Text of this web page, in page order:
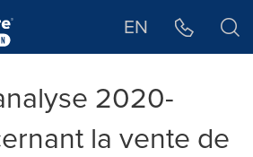
EN
2020-
la vente de